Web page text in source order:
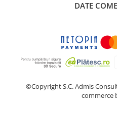
DATE
©Copyright S.C. Admis
commerce